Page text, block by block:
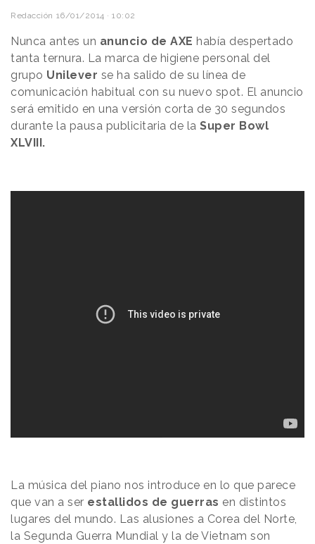
Redacción 16/01/2014 · 10:02
Nunca antes un anuncio de AXE había despertado
tanta ternura. La marca de higiene personal del
grupo Unilever se ha salido de su línea de
comunicación habitual con su nuevo spot. El anuncio
será emitido en una versión corta de 30 segundos
durante la pausa publicitaria de la Super Bowl
XLVIII.
La música del piano nos introduce en lo que parece
que van a ser estallidos de guerras en distintos
lugares del mundo. Las alusiones a Corea del Norte,
la Segunda Guerra Mundial y la de Vietnam son